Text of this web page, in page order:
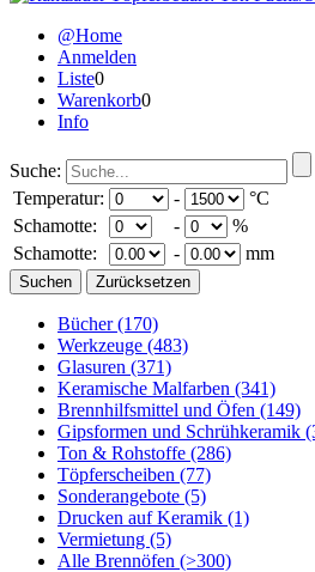
@Home
Anmelden
Liste0
Warenkorb0
Info
Suche:
Temperatur:
-
°C
Schamotte:
-
%
Schamotte:
- mm
Bücher(170)
Werkzeuge (483)
Glasuren (371)
Keramische Malfarben (341)
Brennhilfsmittel und Öfen (149)
Gipsformen und Schrühkeramik
Ton & Rohstoffe (286)
Töpferscheiben (77)
Sonderangebote (5)
Drucken auf Keramik (1)
Vermietung (5)
Alle Brennöfen (>300)